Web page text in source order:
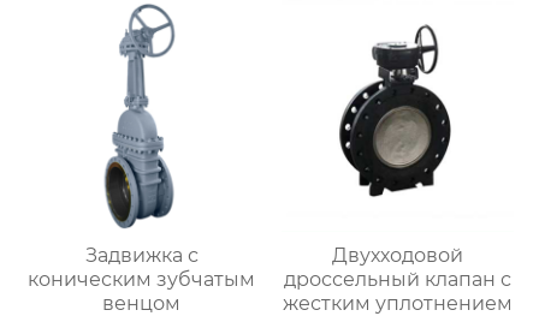
Задвижка с
коническим зубчатым
венцом
Двухходовой
дроссельный клапан с
жестким уплотнением